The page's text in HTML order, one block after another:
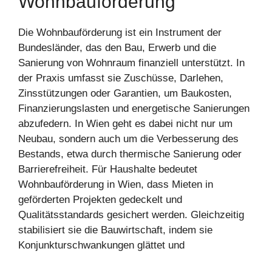
Die Wohnbauförderung ist ein Instrument der
Bundesländer, das den Bau, Erwerb und die
Sanierung von Wohnraum finanziell unterstützt. In
der Praxis umfasst sie Zuschüsse, Darlehen,
Zinsstützungen oder Garantien, um Baukosten,
Finanzierungslasten und energetische Sanierungen
abzufedern. In Wien geht es dabei nicht nur um
Neubau, sondern auch um die Verbesserung des
Bestands, etwa durch thermische Sanierung oder
Barrierefreiheit. Für Haushalte bedeutet
Wohnbauförderung in Wien, dass Mieten in
geförderten Projekten gedeckelt und
Qualitätsstandards gesichert werden. Gleichzeitig
stabilisiert sie die Bauwirtschaft, indem sie
Konjunkturschwankungen glättet und